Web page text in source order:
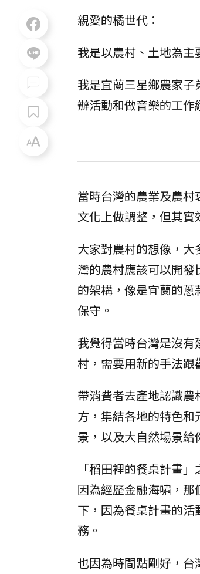
親愛的橘世代：
我是以農村、土地為
我是宜蘭三星鄉農家
辦活動和做音樂的工作
當時台灣的農業及農
文化上做調整，但其實
大家對農村的想像，
灣的農村應該可以開
的架構，像是宜蘭的
保守。
我覺得當時台灣是沒
村，需要用新的手法跟
帶消費者去產地認識
方，集結各地的特色
景，以及大自然場景給
「稻田裡的餐桌計畫
因為經歷金融海嘯，
下，因為餐桌計畫的
務。
也因為時間點剛好，